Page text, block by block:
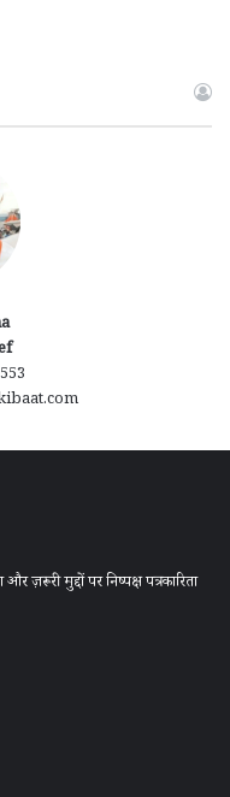
मुद्दों पर निष्पक्ष पत्रकारिता